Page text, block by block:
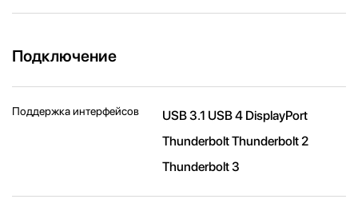
Подключение
Поддержка интерфейсов
USB 3.1 USB 4 DisplayPort
Thunderbolt Thunderbolt 2
Thunderbolt 3